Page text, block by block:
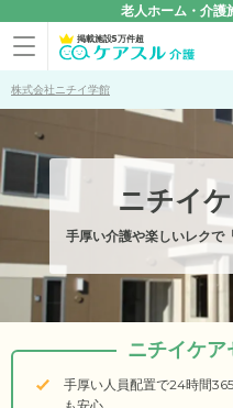
老人ホーム・介護
掲載施設5万件超
株式会社ニチイ学館
ニチイ
手厚い介護や楽しいレクで
ニチイケ
手厚い人員配置で24時間